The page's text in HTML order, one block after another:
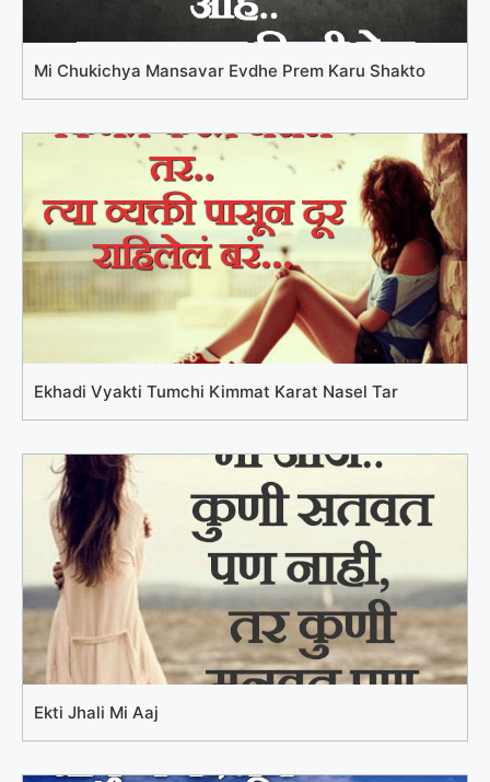
Mi Chukichya Mansavar Evdhe Prem Karu Shakto
Ekhadi Vyakti Tumchi Kimmat Karat Nasel Tar
Ekti Jhali Mi Aaj